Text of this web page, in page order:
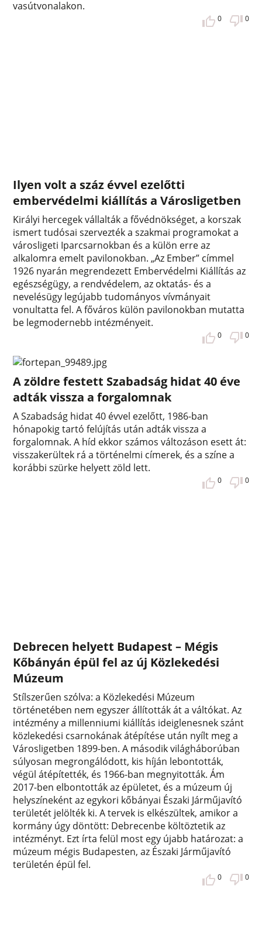
vasútvonalakon.
0 0
Ilyen volt a száz évvel ezelőtti
embervédelmi kiállítás a Városligetben
Királyi hercegek vállalták a fővédnökséget, a korszak
ismert tudósai szervezték a szakmai programokat a
városligeti Iparcsarnokban és a külön erre az
alkalomra emelt pavilonokban. „Az Ember” címmel
1926 nyarán megrendezett Embervédelmi Kiállítás az
egészségügy, a rendvédelem, az oktatás- és a
nevelésügy legújabb tudományos vívmányait
vonultatta fel. A főváros külön pavilonokban mutatta
be legmodernebb intézményeit.
0 0
A zöldre festett Szabadság hidat 40 éve
adták vissza a forgalomnak
A Szabadság hidat 40 évvel ezelőtt, 1986-ban
hónapokig tartó felújítás után adták vissza a
forgalomnak. A híd ekkor számos változáson esett át:
visszakerültek rá a történelmi címerek, és a színe a
korábbi szürke helyett zöld lett.
0 0
Debrecen helyett Budapest – Mégis
Kőbányán épül fel az új Közlekedési
Múzeum
Stílszerűen szólva: a Közlekedési Múzeum
történetében nem egyszer állították át a váltókat. Az
intézmény a millenniumi kiállítás ideiglenesnek szánt
közlekedési csarnokának átépítése után nyílt meg a
Városligetben 1899-ben. A második világháborúban
súlyosan megrongálódott, kis híján lebontották,
végül átépítették, és 1966-ban megnyitották. Ám
2017-ben elbontották az épületet, és a múzeum új
helyszíneként az egykori kőbányai Északi Járműjavító
területét jelölték ki. A tervek is elkészültek, amikor a
kormány úgy döntött: Debrecenbe költöztetik az
intézményt. Ezt írta felül most egy újabb határozat: a
múzeum mégis Budapesten, az Északi Járműjavító
területén épül fel.
0 0